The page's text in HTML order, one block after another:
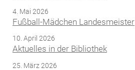
4. Mai 2026
Fußball-Mädchen Landesmeister
10. April 2026
Aktuelles in der Bibliothek
25. März 2026